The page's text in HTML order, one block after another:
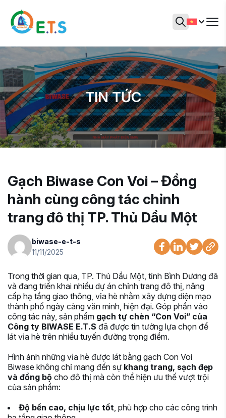
TIN TỨC
Gạch Biwase Con Voi – Đồng
hành cùng công tác chỉnh
trang đô thị TP. Thủ Dầu Một
biwase-e-t-s
11/11/2025
Trong thời gian qua, TP. Thủ Dầu Một, tỉnh Bình Dương đã
và đang triển khai nhiều dự án chỉnh trang đô thị, nâng
cấp hạ tầng giao thông, vỉa hè nhằm xây dựng diện mạo
thành phố ngày càng văn minh, hiện đại. Góp phần vào
công tác này, sản phẩm gạch tự chèn “Con Voi” của
Công ty BIWASE E.T.S đã được tin tưởng lựa chọn để
lát vỉa hè trên nhiều tuyến đường trọng điểm.
Hình ảnh những vỉa hè được lát bằng gạch Con Voi
Biwase không chỉ mang đến sự khang trang, sạch đẹp
và đồng bộ cho đô thị mà còn thể hiện ưu thế vượt trội
của sản phẩm:
Độ bền cao, chịu lực tốt, phù hợp cho các công trình